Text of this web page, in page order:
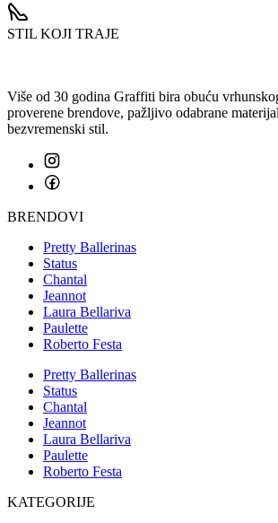
STIL KOJI TRAJE
Više od 30 godina Graffiti bira obuću
proverene brendove, pažljivo odabrane
bezvremenski stil.
BRENDOVI
Pretty Ballerinas
Status
Chantal
Jeannot
Laura Bellariva
Paulette
Roberto Festa
Pretty Ballerinas
Status
Chantal
Jeannot
Laura Bellariva
Paulette
Roberto Festa
KATEGORIJE